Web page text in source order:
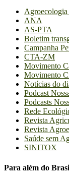
Agroecologia
ANA
AS-PTA
Boletim
Campanha
CTA-ZM
Movimento
Movimento
Notícias do
Podcast
Podcasts
Rede
Revista
Revista
Saúde sem
SINITOX
Para além do